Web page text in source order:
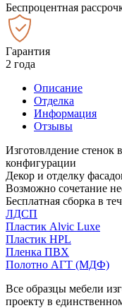
Беспроцентная
Гарантия
2 года
Описание
Отделка
Информация
Отзывы
Изготовлдение стенок
конфигурации
Декор и отделку
Возможно сочетание
Бесплатная сборка в
ЛДСП
Пластик Alvic Luxe
Пластик HPL
Пленка ПВХ
Полотно АГТ (МДФ)
Все образцы мебели
проекту в